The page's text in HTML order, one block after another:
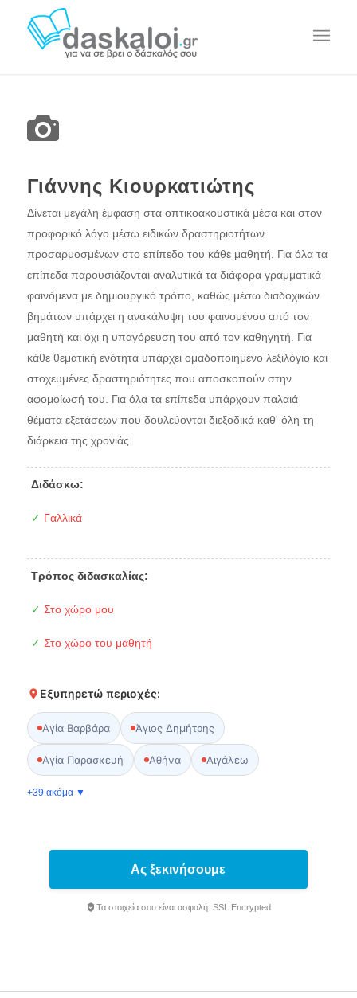
Γιάννης Κιουρκατιώτης
Δίνεται μεγάλη έμφαση στα οπτικοακουστικά μέσα και στον
προφορικό λόγο μέσω ειδικών δραστηριοτήτων
προσαρμοσμένων στο επίπεδο του κάθε μαθητή. Για όλα τα
επίπεδα παρουσιάζονται αναλυτικά τα διάφορα γραμματικά
φαινόμενα με δημιουργικό τρόπο, καθώς μέσω διαδοχικών
βημάτων υπάρχει η ανακάλυψη του φαινομένου από τον
μαθητή και όχι η υπαγόρευση του από τον καθηγητή. Για
κάθε θεματική ενότητα υπάρχει ομαδοποιημένο λεξιλόγιο και
στοχευμένες δραστηριότητες που αποσκοπούν στην
αφομοίωσή του. Για όλα τα επίπεδα υπάρχουν παλαιά
θέματα εξετάσεων που δουλεύονται διεξοδικά καθ' όλη τη
διάρκεια της χρονιάς.
Διδάσκω:
✓ Γαλλικά
Τρόπος διδασκαλίας:
✓ Στο χώρο μου
✓ Στο χώρο του μαθητή
Εξυπηρετώ περιοχές:
Αγία Βαρβάρα Άγιος Δημήτρης
Αγία Παρασκευή Αθήνα Αιγάλεω
+39 ακόμα ▼
Ας ξεκινήσουμε
Τα στοιχεία σου είναι ασφαλή. SSL Encrypted